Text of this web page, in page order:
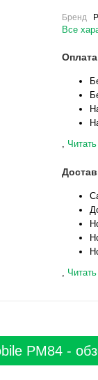
Бренд
Все
Оплата
,
,
PM84 -